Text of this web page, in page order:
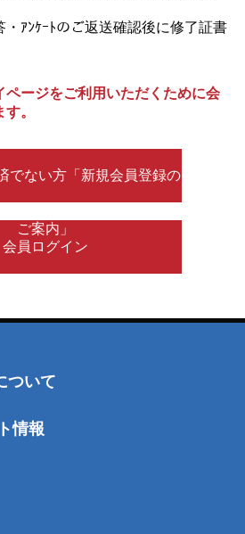
・ｱﾝｹｰﾄのご返送確認後に修了証書
ページをご利用いただくために会
。
でない方「新規会員登録の
ご案内」
会員ログイン
ついて
情報